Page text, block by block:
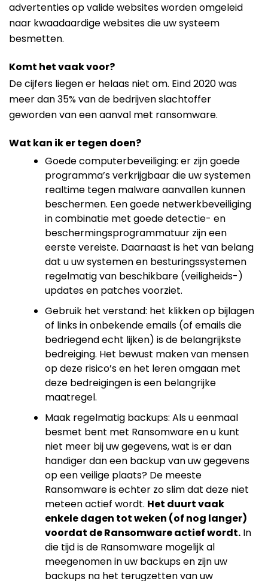
advertenties op valide websites worden omgeleid
naar kwaadaardige websites die uw systeem
besmetten.
Komt het vaak voor?
De cijfers liegen er helaas niet om. Eind 2020 was
meer dan 35% van de bedrijven slachtoffer
geworden van een aanval met ransomware.
Wat kan ik er tegen doen?
Goede computerbeveiliging: er zijn goede
programma’s verkrijgbaar die uw systemen
realtime tegen malware aanvallen kunnen
beschermen. Een goede netwerkbeveiliging
in combinatie met goede detectie- en
beschermingsprogrammatuur zijn een
eerste vereiste. Daarnaast is het van belang
dat u uw systemen en besturingssystemen
regelmatig van beschikbare (veiligheids-)
updates en patches voorziet.
Gebruik het verstand: het klikken op bijlagen
of links in onbekende emails (of emails die
bedriegend echt lijken) is de belangrijkste
bedreiging. Het bewust maken van mensen
op deze risico’s en het leren omgaan met
deze bedreigingen is een belangrijke
maatregel.
Maak regelmatig backups: Als u eenmaal
besmet bent met Ransomware en u kunt
niet meer bij uw gegevens, wat is er dan
handiger dan een backup van uw gegevens
op een veilige plaats? De meeste
Ransomware is echter zo slim dat deze niet
meteen actief wordt. Het duurt vaak
enkele dagen tot weken (of nog langer)
voordat de Ransomware actief wordt. In
die tijd is de Ransomware mogelijk al
meegenomen in uw backups en zijn uw
backups na het terugzetten van uw